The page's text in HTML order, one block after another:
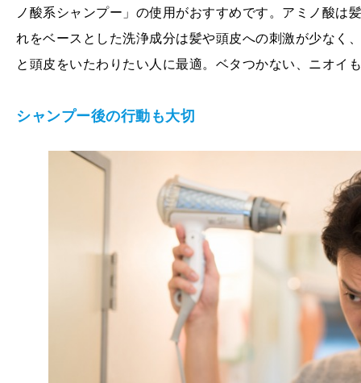
ノ酸系シャンプー」の使用がおすすめです。アミノ酸は
れをベースとした洗浄成分は髪や頭皮への刺激が少なく
と頭皮をいたわりたい人に最適。ベタつかない、ニオイ
シャンプー後の行動も大切